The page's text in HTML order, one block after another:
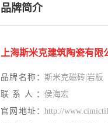
品牌简介
上海斯米克建筑陶瓷有限
品牌名称： 斯米克磁砖|岩板
联系人： 侯海宏
官网地址： http://